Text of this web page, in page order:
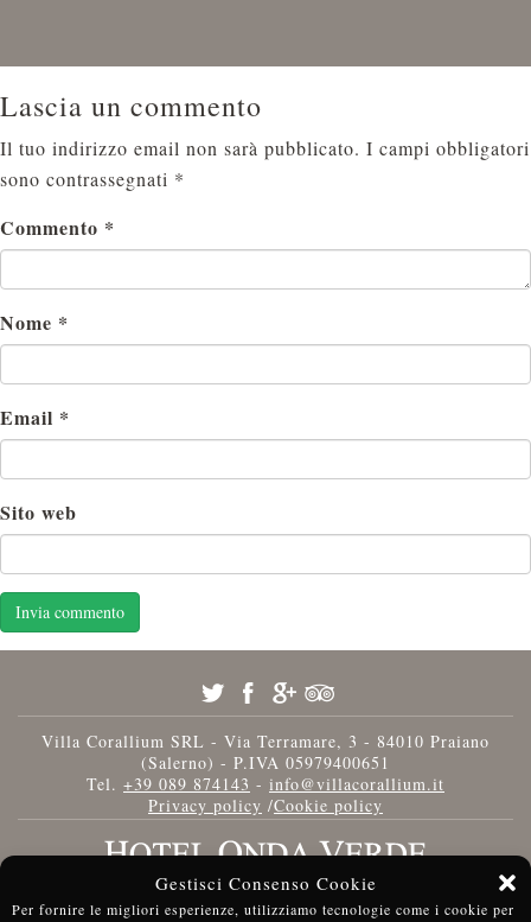
Gestisci Consenso Cookie
Per fornire le migliori esperienze, utilizziamo tecnologie come i cookie per
Lascia un commento
Il tuo indirizzo email non sarà pubblicato. I campi obbligatori
sono contrassegnati *
Commento *
Nome *
Email *
Sito web
Villa Corallium SRL - Via Terramare, 3 - 84010 Praiano
(Salerno) - P.IVA 05979400651
Tel. +39 089 874143 - info@villacorallium.it
Privacy policy /Cookie policy